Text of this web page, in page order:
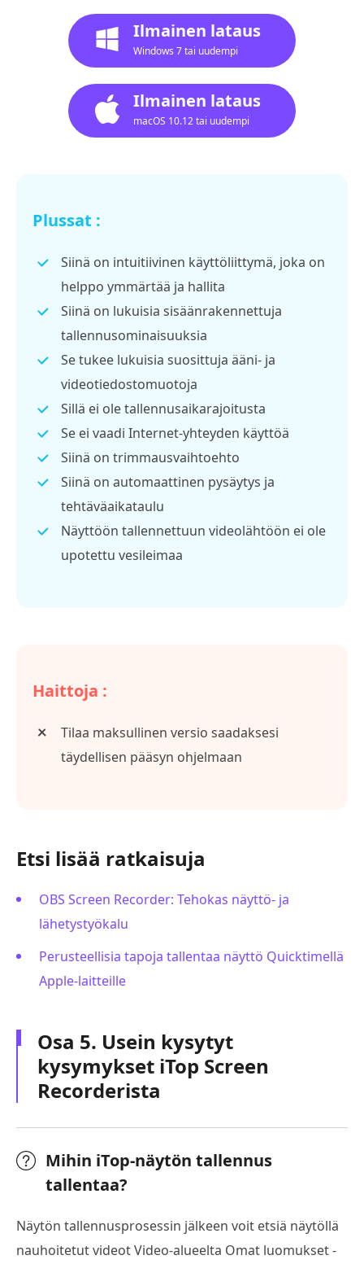
Ilmainen lataus
Windows 7 tai uudempi
Ilmainen lataus
macOS 10.12 tai uudempi
Plussat :
Siinä on intuitiivinen käyttöliittymä, joka on
helppo ymmärtää ja hallita
Siinä on lukuisia sisäänrakennettuja
tallennusominaisuuksia
Se tukee lukuisia suosittuja ääni- ja
videotiedostomuotoja
Sillä ei ole tallennusaikarajoitusta
Se ei vaadi Internet-yhteyden käyttöä
Siinä on trimmausvaihtoehto
Siinä on automaattinen pysäytys ja
tehtäväaikataulu
Näyttöön tallennettuun videolähtöön ei ole
upotettu vesileimaa
Haittoja :
Tilaa maksullinen versio saadaksesi
täydellisen pääsyn ohjelmaan
Etsi lisää ratkaisuja
OBS Screen Recorder: Tehokas näyttö- ja
lähetystyökalu
Perusteellisia tapoja tallentaa näyttö Quicktimellä
Apple-laitteille
Osa 5. Usein kysytyt
kysymykset iTop Screen
Recorderista
Mihin iTop-näytön tallennus
tallentaa?
Näytön tallennusprosessin jälkeen voit etsiä näytöllä
nauhoitetut videot Video-alueelta Omat luomukset -